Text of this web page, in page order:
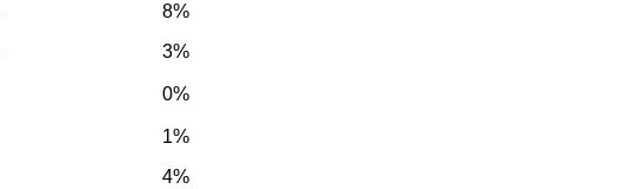
8%
3%
0%
1%
4%